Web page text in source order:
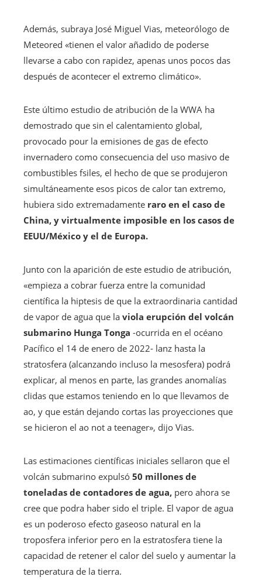
Además, subraya José Miguel Vias, meteorólogo de
Meteored «tienen el valor añadido de poderse
llevarse a cabo con rapidez, apenas unos pocos das
después de acontecer el extremo climático».
Este último estudio de atribución de la WWA ha
demostrado que sin el calentamiento global,
provocado pour la emisiones de gas de efecto
invernadero como consecuencia del uso masivo de
combustibles fsiles, el hecho de que se produjeron
simultáneamente esos picos de calor tan extremo,
hubiera sido extremadamente raro en el caso de
China, y virtualmente imposible en los casos de
EEUU/México y el de Europa.
Junto con la aparición de este estudio de atribución,
«empieza a cobrar fuerza entre la comunidad
científica la hiptesis de que la extraordinaria cantidad
de vapor de agua que la viola erupción del volcán
submarino Hunga Tonga -ocurrida en el océano
Pacífico el 14 de enero de 2022- lanz hasta la
stratosfera (alcanzando incluso la mesosfera) podrá
explicar, al menos en parte, las grandes anomalías
clidas que estamos teniendo en lo que llevamos de
ao, y que están dejando cortas las proyecciones que
se hicieron el ao not a teenager», dijo Vias.
Las estimaciones científicas iniciales sellaron que el
volcán submarino expulsó 50 millones de
toneladas de contadores de agua, pero ahora se
cree que podra haber sido el triple. El vapor de agua
es un poderoso efecto gaseoso natural en la
troposfera inferior pero en la estratosfera tiene la
capacidad de retener el calor del suelo y aumentar la
temperatura de la tierra.